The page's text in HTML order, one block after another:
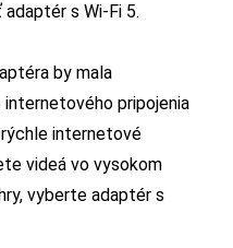
s Wi-Fi 5.
by mala
pripojenia
internetové
videá vo vysokom
vyberte adaptér s